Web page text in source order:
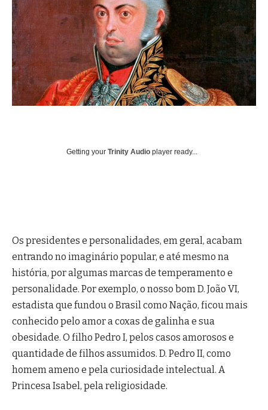
Getting your Trinity Audio player ready...
Os presidentes e personalidades, em geral, acabam
entrando no imaginário popular, e até mesmo na
história, por algumas marcas de temperamento e
personalidade. Por exemplo, o nosso bom D. João VI,
estadista que fundou o Brasil como Nação, ficou mais
conhecido pelo amor a coxas de galinha e sua
obesidade. O filho Pedro I, pelos casos amorosos e
quantidade de filhos assumidos. D. Pedro II, como
homem ameno e pela curiosidade intelectual. A
Princesa Isabel, pela religiosidade.